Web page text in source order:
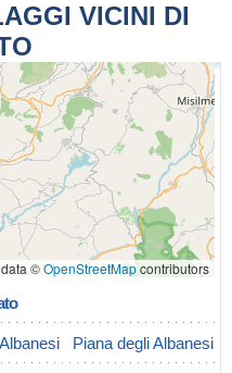
VICINI DI
©OpenStreetMapcontributors
Piana degli Albanesi